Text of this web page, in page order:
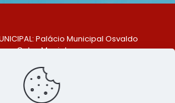
Palácio Municipal Osvaldo
Celso Maciel
do Una - PE. CEP: 553370-128
TELEFONE: (81) 99548-1569